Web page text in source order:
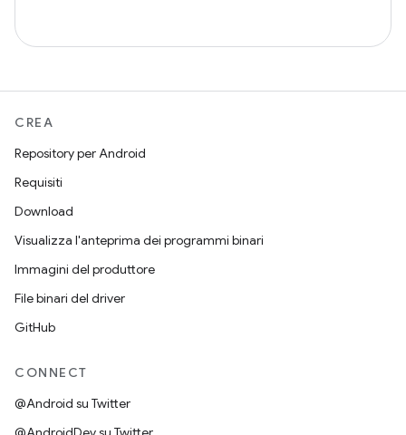
CREA
Repository per Android
Requisiti
Download
Visualizza l'anteprima dei programmi binari
Immagini del produttore
File binari del driver
GitHub
CONNECT
@Android su Twitter